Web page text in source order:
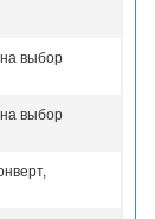
выбор
выбор